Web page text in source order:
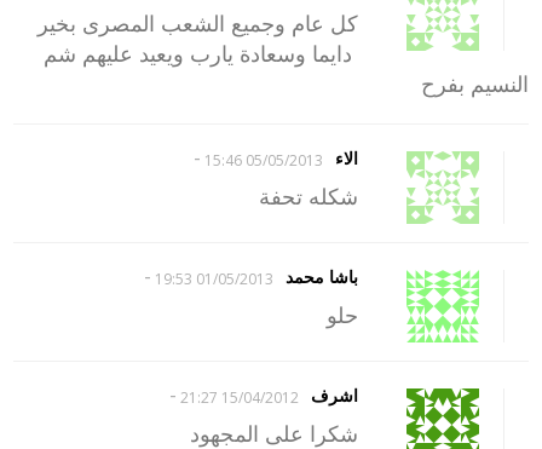
كل عام وجميع الشعب المصرى بخير
دايما وسعادة يارب ويعيد عليهم شم
النسيم بفرح
الاء 05/05/2013 15:46
-
شكله تحفة
باشا محمد 01/05/2013 19:53
-
حلو
اشرف 15/04/2012 21:27
-
شكرا على المجهود